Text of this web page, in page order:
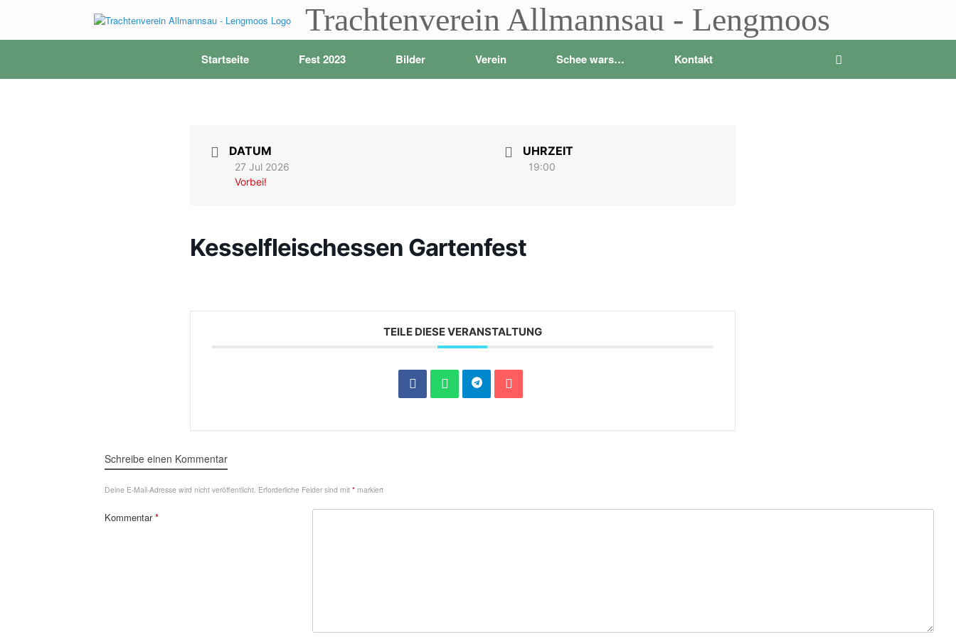
Trachtenverein Allmannsau - Lengmoos
Startseite Fest 2023 Bilder Verein Schee wars… Kontakt
DATUM
27 Jul 2026
Vorbei!
UHRZEIT
19:00
Kesselfleischessen Gartenfest
TEILE DIESE VERANSTALTUNG
Schreibe einen Kommentar
Deine E-Mail-Adresse wird nicht veröffentlicht. Erforderliche Felder sind mit * markiert
Kommentar*